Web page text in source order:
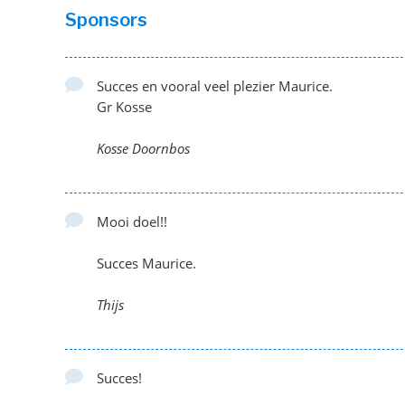
Sponsors
Succes en vooral veel plezier Maurice.
Gr Kosse
Kosse Doornbos
Mooi doel!!
Succes Maurice.
Thijs
Succes!